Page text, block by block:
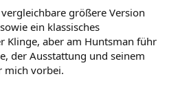
größere Version
ein klassisches
Klinge, aber am Huntsman führ
der Ausstattung und seinem
mich vorbei.